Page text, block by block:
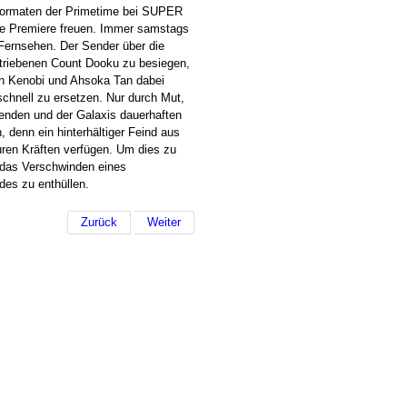
der Primetime bei SUPER
Premiere freuen. Immer samstags
Der Sender über die
Count Dooku zu besiegen,
und Ahsoka Tan dabei
zu ersetzen. Nur durch Mut,
und der Galaxis dauerhaften
denn ein hinterhältiger Feind aus
Kräften verfügen. Um dies zu
Verschwinden eines
zu enthüllen.
Zurück Weiter